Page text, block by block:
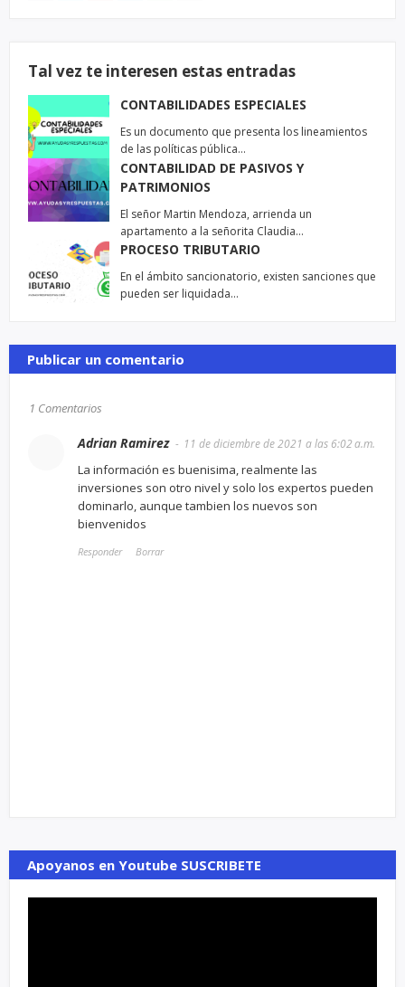
Tal vez te interesen estas entradas
CONTABILIDADES ESPECIALES
Es un documento que presenta los lineamientos
de las políticas pública…
CONTABILIDAD DE PASIVOS Y
PATRIMONIOS
El señor Martin Mendoza, arrienda un
apartamento a la señorita Claudia…
PROCESO TRIBUTARIO
En el ámbito sancionatorio, existen sanciones que
pueden ser liquidada…
Publicar un comentario
1 Comentarios
Adrian Ramirez 11 de diciembre de 2021 a las 6:02 a.m.
La información es buenisima, realmente las
inversiones son otro nivel y solo los expertos pueden
dominarlo, aunque tambien los nuevos son
bienvenidos
Responder Borrar
Apoyanos en Youtube SUSCRIBETE